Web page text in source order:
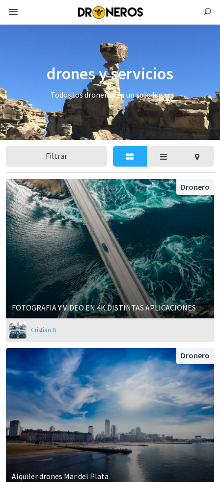
drones y servicios
Todos los droneros en un solo lugar
Filtrar
FOTOGRAFIA Y VIDEO EN 4K DISTINTAS APLICACIONES
Dronero
Cristian B
Alquiler drones Mar del Plata
Dronero